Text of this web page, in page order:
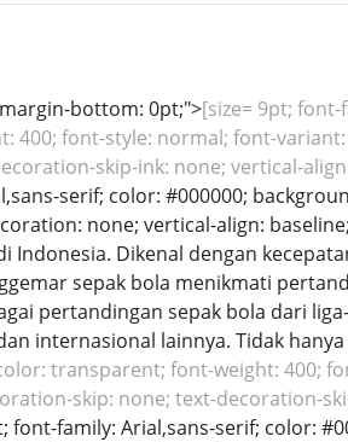
bottom: 0pt;">[size= 9pt;
400; font-style: normal; font-
skip-ink: none; vertical-
serif; color: #000000;
none; vertical-align:
Dikenal dengan
sepak bola menikmati
pertandingan sepak bola dari
internasional lainnya. Tidak
transparent; font-weight: 400;
skip: none; text-decoration-
font-family: Arial,sans-serif; color: